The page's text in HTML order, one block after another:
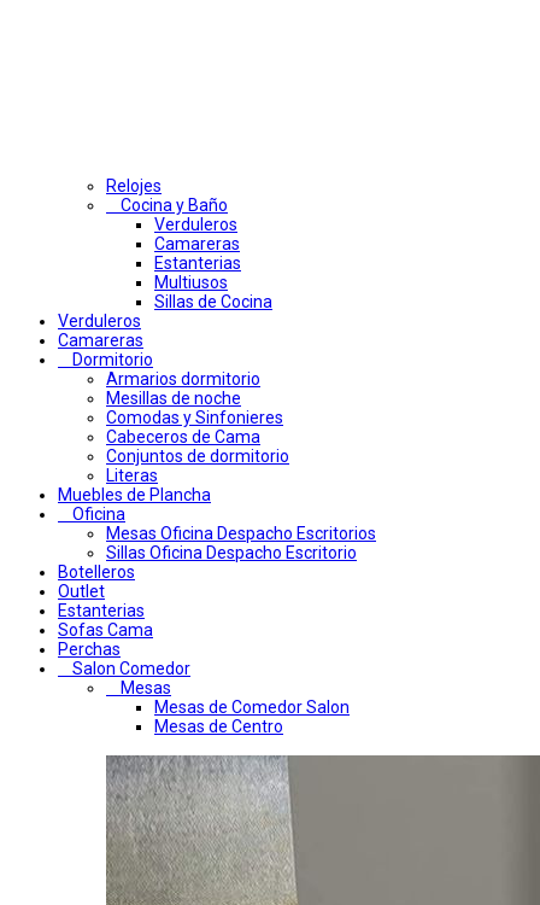
Relojes
Cocina y Baño
Verduleros
Camareras
Estanterias
Multiusos
Sillas de Cocina
Verduleros
Camareras
Dormitorio
Armarios dormitorio
Mesillas de noche
Comodas y Sinfonieres
Cabeceros de Cama
Conjuntos de dormitorio
Literas
Muebles de Plancha
Oficina
Mesas Oficina Despacho Escritorios
Sillas Oficina Despacho Escritorio
Botelleros
Outlet
Estanterias
Sofas Cama
Perchas
Salon Comedor
Mesas
Mesas de Comedor Salon
Mesas de Centro